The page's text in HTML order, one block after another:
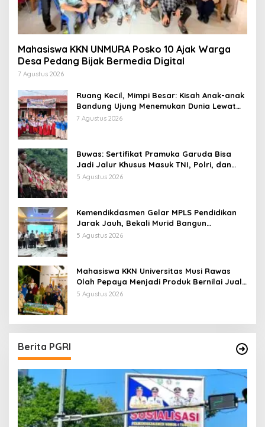
Mahasiswa KKN UNMURA Posko 10 Ajak Warga
Desa Pedang Bijak Bermedia Digital
7 Agustus 2026
Ruang Kecil, Mimpi Besar: Kisah Anak-anak
Bandung Ujung Menemukan Dunia Lewat
Literasi
7 Agustus 2026
Buwas: Sertifikat Pramuka Garuda Bisa
Jadi Jalur Khusus Masuk TNI, Polri, dan
Perguruan Tinggi
5 Agustus 2026
Kemendikdasmen Gelar MPLS Pendidikan
Jarak Jauh, Bekali Murid Bangun
Kemandirian Belajar
5 Agustus 2026
Mahasiswa KKN Universitas Musi Rawas
Olah Pepaya Menjadi Produk Bernilai Jual
Tinggi, Dorong UMKM Desa Air Satan
5 Agustus 2026
Berita PGRI